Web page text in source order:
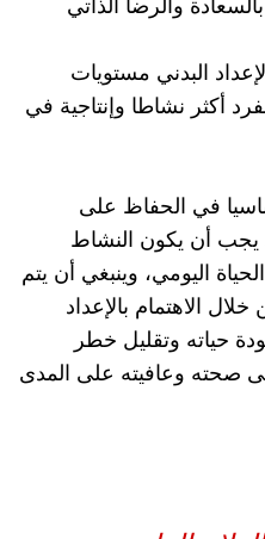
البدني مستويات
أكثر نشاطا وإنتاجية في
في الحفاظ على
يجب أن يكون النشاط
اليومي، وينبغي أن يتم
الاهتمام بالإعداد
حياته وتقليل خطر
صحته وعافيته على المدى